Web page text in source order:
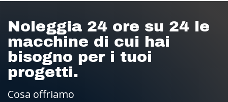
Noleggia 24 ore su 24 le
macchine di cui hai
bisogno per i tuoi
progetti.
Cosa offriamo